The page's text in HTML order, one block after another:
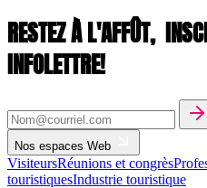
RESTEZ À L'AFFÛT,
INFOLETTRE!
Nos espaces Web
VisiteursRéunions et congrès
touristiquesIndustrie touristique